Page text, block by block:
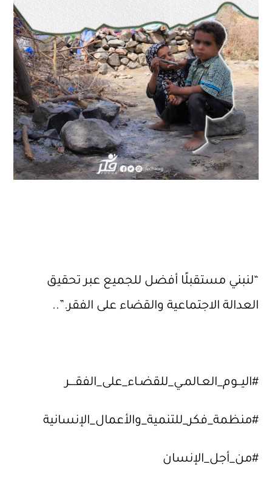
“لنبني مستقبلًا أفضل للجميع عبر تحقيق
العدالة الاجتماعية والقضاء على الفقر.”..
#اليــوم_العـالمـي_للقضـاء_على_الفقـــر
#منظمة_فكر_للتنمية_والأعمال_الإنسانية
#من_أجل_الإنسان